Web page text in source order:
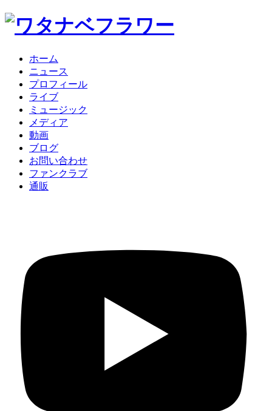
ホーム
ニュース
プロフィール
ライブ
ミュージック
メディア
動画
ブログ
お問い合わせ
ファンクラブ
通販